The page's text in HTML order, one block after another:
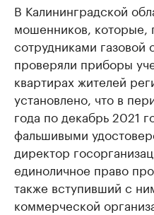
В Калининградской
мошенников, которые,
сотрудниками газовой
проверяли приборы
квартирах жителей
установлено, что в
года по декабрь 2021
фальшивыми
директор
единоличное право
также вступивший с
коммерческой